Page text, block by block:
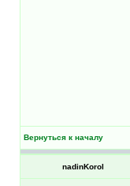
Вернуться к началу
nadinKorol